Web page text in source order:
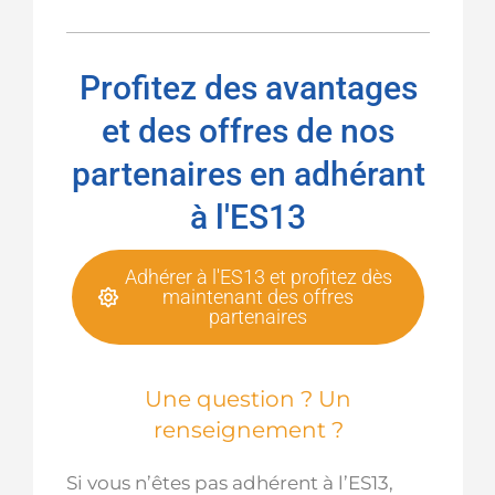
Profitez des avantages
et des offres de nos
partenaires en adhérant
à l'ES13
Adhérer à l'ES13 et profitez dès
maintenant des offres
partenaires
Une question ? Un
renseignement ?
Si vous n’êtes pas adhérent à l’ES13,